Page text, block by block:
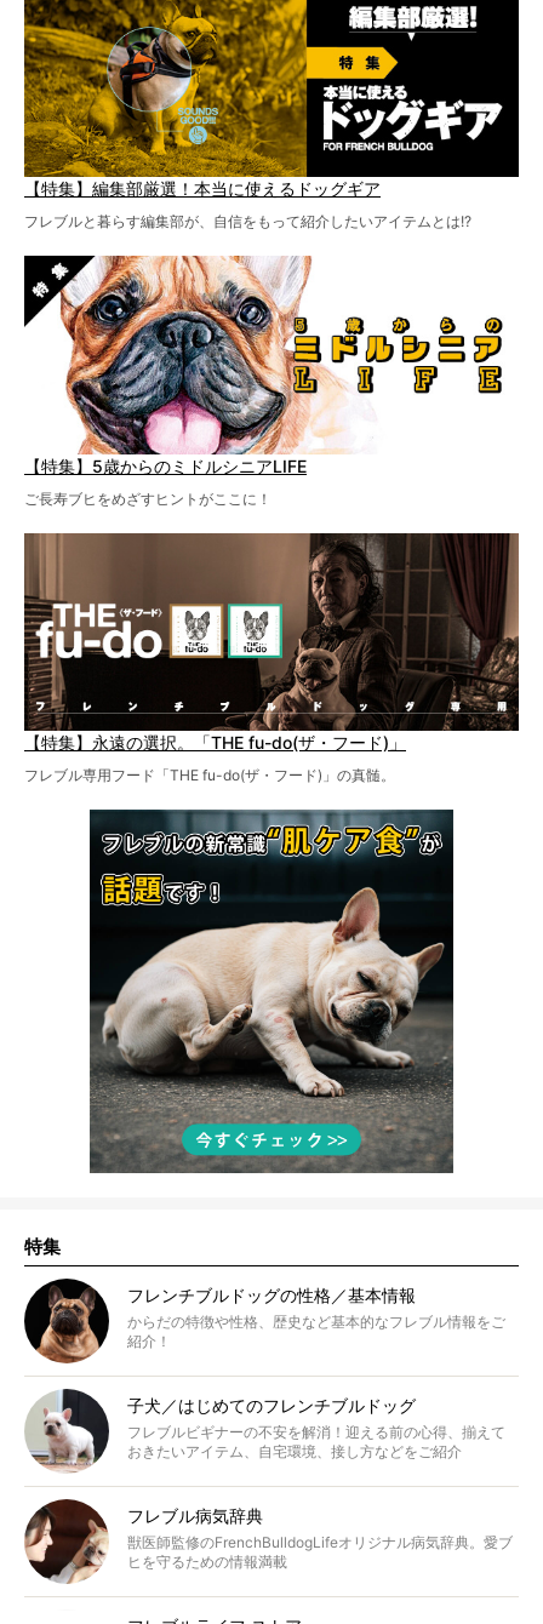
【特集】編集部厳選！本当に使えるドッグギア
フレブルと暮らす編集部が、自信をもって紹介したいアイテムとは!?
【特集】5歳からのミドルシニアLIFE
ご長寿ブヒをめざすヒントがここに！
【特集】永遠の選択。「THE fu-do(ザ・フード)」
フレブル専用フード「THE fu-do(ザ・フード)」の真髄。
特集
フレンチブルドッグの性格／基本情報
からだの特徴や性格、歴史など基本的なフレブル情報をご
紹介！
子犬／はじめてのフレンチブルドッグ
フレブルビギナーの不安を解消！迎える前の心得、揃えて
おきたいアイテム、自宅環境、接し方などをご紹介
フレブル病気辞典
獣医師監修のFrenchBulldogLifeオリジナル病気辞典。愛ブ
ヒを守るための情報満載